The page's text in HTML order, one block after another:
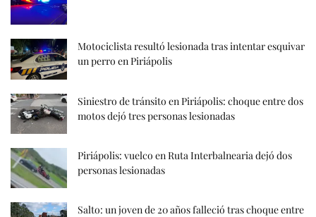
Motociclista resultó lesionada tras intentar esquivar
un perro en Piriápolis
Siniestro de tránsito en Piriápolis: choque entre dos
motos dejó tres personas lesionadas
Piriápolis: vuelco en Ruta Interbalnearia dejó dos
personas lesionadas
Salto: un joven de 20 años falleció tras choque entre